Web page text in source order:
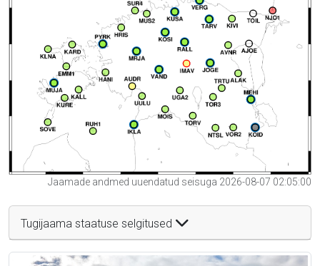
Jaamade andmed uuendatud seisuga 2026-08-07 02:05:00
Tugijaama staatuse selgitused